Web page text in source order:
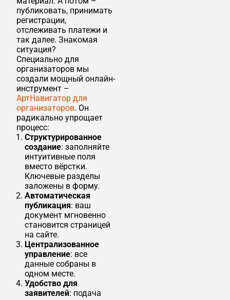
публиковать, принимать
регистрации,
отслеживать платежи и
так далее. Знакомая
ситуация?
Специально для
организаторов мы
создали мощный онлайн-
инструмент –
АртНавигатор для
организаторов. Он
радикально упрощает
процесс:
Структурированное
создание: заполняйте
интуитивные поля
вместо вёрстки.
Ключевые разделы
заложены в форму.
Автоматическая
публикация: ваш
документ мгновенно
становится страницей
на сайте.
Централизованное
управление: все
данные собраны в
одном месте.
Удобство для
заявителей: подача